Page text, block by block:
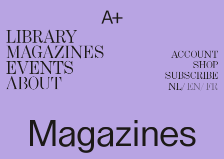
T
EN FR
LIBRARY
MAGAZINES
EVENTS
ABOUT
ACCOUNT
SHOP
SUBSCRIBE
NL EN FR
Magazines